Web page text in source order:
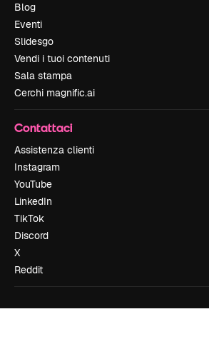
Blog
Eventi
Slidesgo
Vendi i tuoi contenuti
Sala stampa
Cerchi magnific.ai
Contattaci
Assistenza clienti
Instagram
YouTube
LinkedIn
TikTok
Discord
X
Reddit